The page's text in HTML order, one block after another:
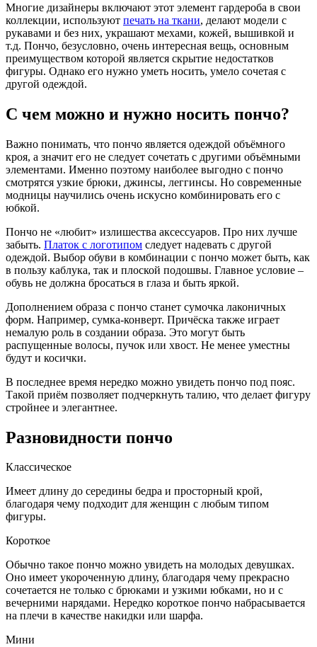
Многие дизайнеры включают этот элемент гардероба в свои
коллекции, используют печать на ткани, делают модели с
рукавами и без них, украшают мехами, кожей, вышивкой и
т.д. Пончо, безусловно, очень интересная вещь, основным
преимуществом которой является скрытие недостатков
фигуры. Однако его нужно уметь носить, умело сочетая с
другой одеждой.
С чем можно и нужно носить пончо?
Важно понимать, что пончо является одеждой объёмного
кроя, а значит его не следует сочетать с другими объёмными
элементами. Именно поэтому наиболее выгодно с пончо
смотрятся узкие брюки, джинсы, леггинсы. Но современные
модницы научились очень искусно комбинировать его с
юбкой.
Пончо не «любит» излишества аксессуаров. Про них лучше
забыть. Платок с логотипом следует надевать с другой
одеждой. Выбор обуви в комбинации с пончо может быть, как
в пользу каблука, так и плоской подошвы. Главное условие –
обувь не должна бросаться в глаза и быть яркой.
Дополнением образа с пончо станет сумочка лаконичных
форм. Например, сумка-конверт. Причёска также играет
немалую роль в создании образа. Это могут быть
распущенные волосы, пучок или хвост. Не менее уместны
будут и косички.
В последнее время нередко можно увидеть пончо под пояс.
Такой приём позволяет подчеркнуть талию, что делает фигуру
стройнее и элегантнее.
Разновидности пончо
Классическое
Имеет длину до середины бедра и просторный крой,
благодаря чему подходит для женщин с любым типом
фигуры.
Короткое
Обычно такое пончо можно увидеть на молодых девушках.
Оно имеет укороченную длину, благодаря чему прекрасно
сочетается не только с брюками и узкими юбками, но и с
вечерними нарядами. Нередко короткое пончо набрасывается
на плечи в качестве накидки или шарфа.
Мини